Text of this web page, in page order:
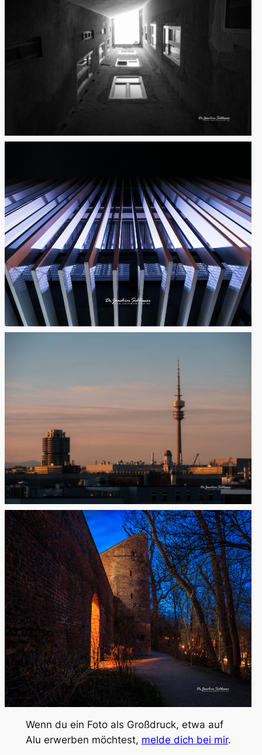
Wenn du ein Foto als Großdruck, etwa auf
Alu erwerben möchtest, melde dich bei mir.